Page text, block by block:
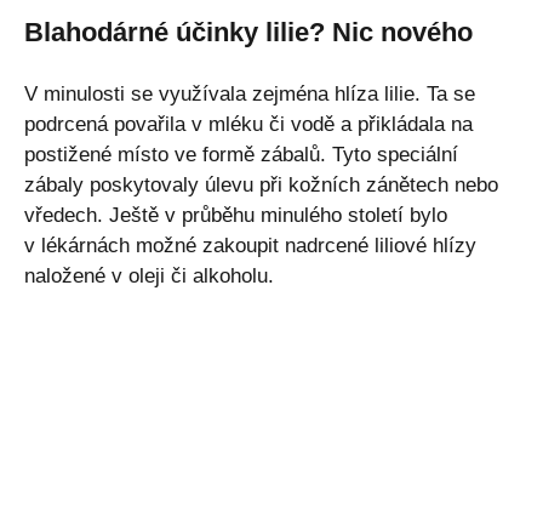
Blahodárné účinky lilie? Nic nového
V minulosti se využívala zejména hlíza lilie. Ta se
podrcená povařila v mléku či vodě a přikládala na
postižené místo ve formě zábalů. Tyto speciální
zábaly poskytovaly úlevu při kožních zánětech nebo
vředech. Ještě v průběhu minulého století bylo
v lékárnách možné zakoupit nadrcené liliové hlízy
naložené v oleji či alkoholu.